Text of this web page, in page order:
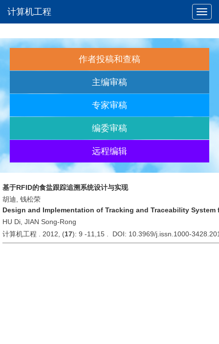
计算机工程
作者投稿和查稿
主编审稿
专家审稿
编委审稿
远程编辑
基于RFID的食盐跟踪追溯系统设计与实现
胡迪, 钱松荣
Design and Implementation of Tracking and Traceability System
HU Di, JIAN Song-Rong
计算机工程 . 2012, (17): 9 -11,15 . DOI: 10.3969/j.issn.1000-